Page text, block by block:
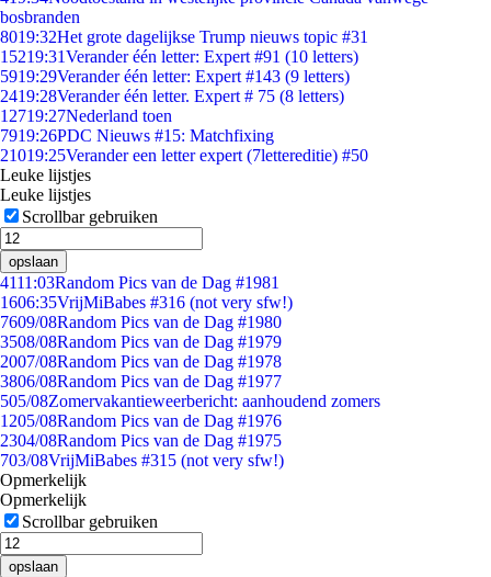
bosbranden
8019:32Het grote dagelijkse Trump nieuws topic #31
15219:31Verander één letter: Expert #91 (10 letters)
5919:29Verander één letter: Expert #143 (9 letters)
2419:28Verander één letter. Expert # 75 (8 letters)
12719:27Nederland toen
7919:26PDC Nieuws #15: Matchfixing
21019:25Verander een letter expert (7lettereditie) #50
Leuke lijstjes
Leuke lijstjes
Scrollbar gebruiken
opslaan
4111:03Random Pics van de Dag #1981
1606:35VrijMiBabes #316 (not very sfw!)
7609/08Random Pics van de Dag #1980
3508/08Random Pics van de Dag #1979
2007/08Random Pics van de Dag #1978
3806/08Random Pics van de Dag #1977
505/08Zomervakantieweerbericht: aanhoudend zomers
1205/08Random Pics van de Dag #1976
2304/08Random Pics van de Dag #1975
703/08VrijMiBabes #315 (not very sfw!)
Opmerkelijk
Opmerkelijk
Scrollbar gebruiken
opslaan